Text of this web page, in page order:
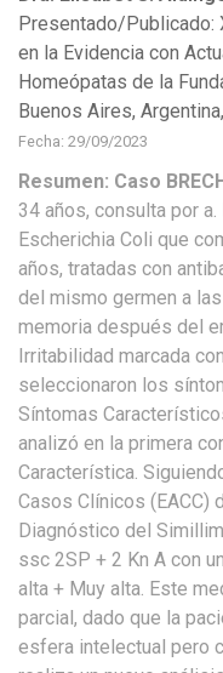
Presentado/Publicado:
en la Evidencia con
Homeópatas de la
Buenos Aires,
Fecha: 29/09/2023
Resumen: Caso
34 años, consulta por
Escherichia Coli que
años, tratadas con
del mismo germen a
memoria después del
Irritabilidad marcada
seleccionaron los
Síntomas
analizó en la primera
Característica.
Casos Clínicos (EACC)
Diagnóstico del
ssc 2SP + 2 Kn A con
alta + Muy alta. Este
parcial, dado que la
esfera intelectual pero